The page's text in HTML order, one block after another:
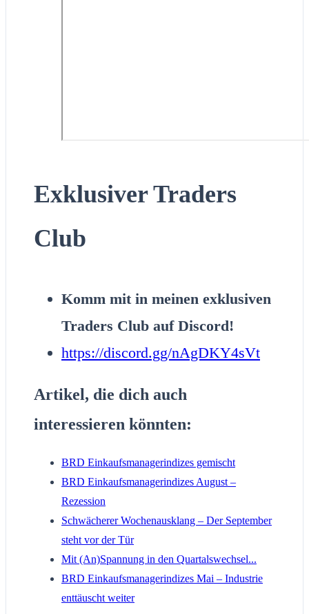
Exklusiver Traders
Club
Komm mit in meinen exklusiven
Traders Club auf Discord!
https://discord.gg/nAgDKY4sVt
Artikel, die dich auch
interessieren könnten:
BRD Einkaufsmanagerindizes gemischt
BRD Einkaufsmanagerindizes August –
Rezession
Schwächerer Wochenausklang – Der September
steht vor der Tür
Mit (An)Spannung in den Quartalswechsel...
BRD Einkaufsmanagerindizes Mai – Industrie
enttäuscht weiter